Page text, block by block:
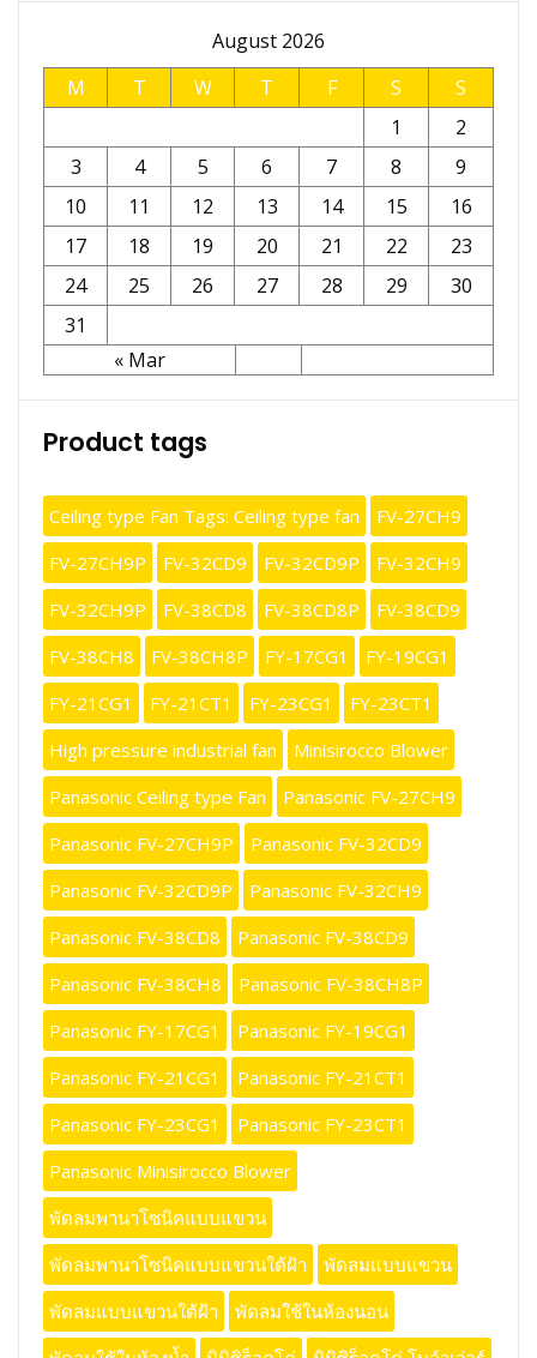
August 2026
M
T W T F S
S
1
2
3
4 5 6 7 8
9
10
11 12 13 14 15
16
17
18 19 20 21 22
23
24
25 26 27 28 29
30
31
« Mar
Product tags
Ceiling type Fan Tags: Ceiling type fan
FV-27CH9
FV-27CH9P
FV-32CD9 FV-32CD9P
FV-32CH9
FV-32CH9P
FV-38CD8 FV-38CD8P
FV-38CD9
FV-38CH8
FV-38CH8P FY-17CG1
FY-19CG1
FY-21CG1
FY-21CT1 FY-23CG1
FY-23CT1
High pressure industrial fan
Minisirocco Blower
Panasonic Ceiling type Fan
Panasonic FV-27CH9
Panasonic FV-27CH9P
Panasonic FV-32CD9
Panasonic FV-32CD9P
Panasonic FV-32CH9
Panasonic FV-38CD8
Panasonic FV-38CD9
Panasonic FV-38CH8
Panasonic FV-38CH8P
Panasonic FY-17CG1
Panasonic FY-19CG1
Panasonic FY-21CG1
Panasonic FY-21CT1
Panasonic FY-23CG1
Panasonic FY-23CT1
Panasonic Minisirocco Blower
พัดลมพานาโซนิคแบบแขวน
พัดลมพานาโซนิคแบบแขวนใต้ฝ้า
พัดลมแบบแขวน
พัดลมแบบแขวนใต้ฝ้า
พัดลมใช้ในห้องนอน